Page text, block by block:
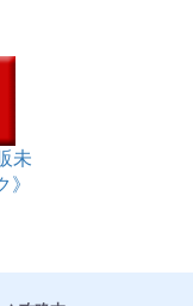
未